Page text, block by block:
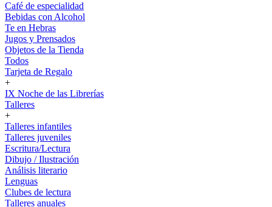
Café de especialidad
Bebidas con Alcohol
Te en Hebras
Jugos y Prensados
Objetos de la Tienda
Todos
Tarjeta de Regalo
+
IX Noche de las Librerías
Talleres
+
Talleres infantiles
Talleres juveniles
Escritura/Lectura
Dibujo / Ilustración
Análisis literario
Lenguas
Clubes de lectura
Talleres anuales